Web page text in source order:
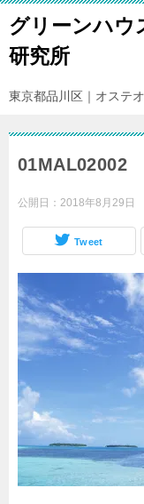
グリーンハ
研究所
東京都品川区｜オステ
01MAL02002
公開日： 2018年8月29日
Tweet